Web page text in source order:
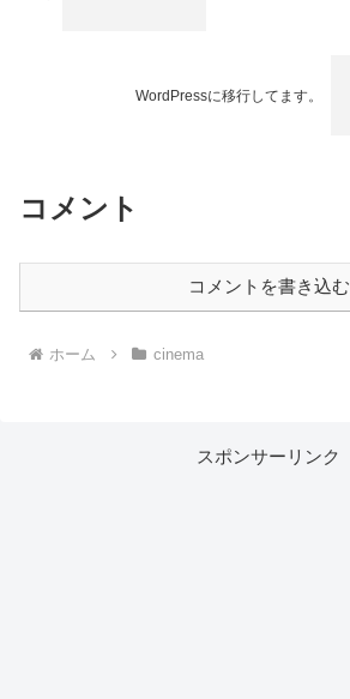
WordPressに移行してます。
コメント
コメントを書き込む
ホーム cinema
スポンサーリンク